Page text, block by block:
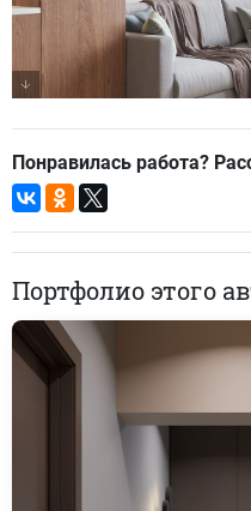
Понравилась работа?
Портфолио этого